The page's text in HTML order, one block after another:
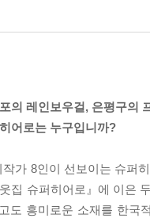
의 레인보우걸, 은평구의
어로는 누구입니까?
가 8인이 선보이는 슈퍼
집 슈퍼히어로』에 이은
도 흥미로운 소재를 한국